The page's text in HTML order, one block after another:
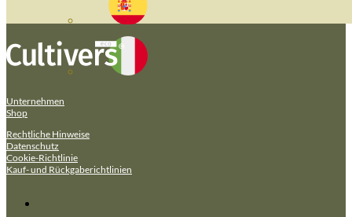
Unternehmen
Shop
Rechtliche Hinweise
Datenschutz
Cookie-Richtlinie
Kauf- und Rückgaberichtlinien